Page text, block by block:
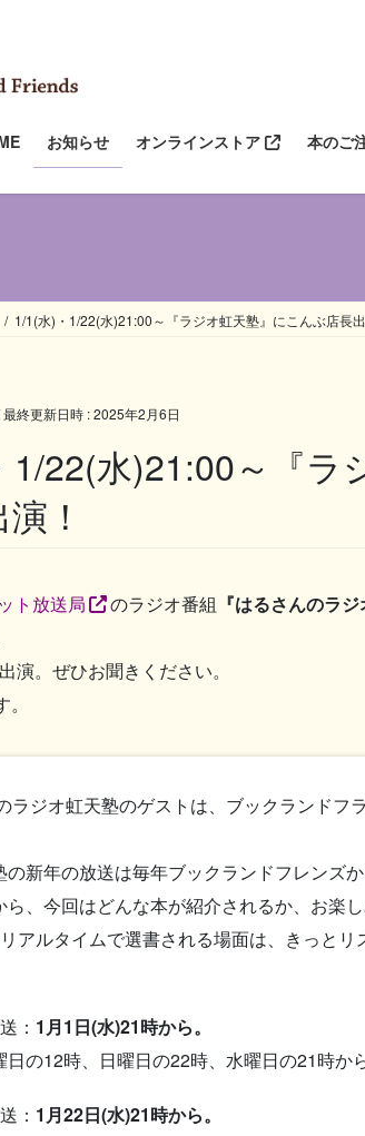
お知らせ オンラインストア 本のご
1/1(水)・1/22(水)21:00～『ラジオ虹天塾』にこんぶ店長出
最終更新日時 :2025年2月6日
1/22(水)21:00～『ラ
！
ト放送局 のラジオ番組 『はるさんのラジ
演。ぜひお聞きください。
ラジオ虹天塾のゲストは、ブックランドフ
の新年の放送は毎年ブックランドフレンズ
ら、今回はどんな本が紹介されるか、お楽
アルタイムで選書される場面は、きっと
： 1月1日(水)21時から。
の12時、日曜日の22時、水曜日の21時か
： 1月22日(水)21時から。